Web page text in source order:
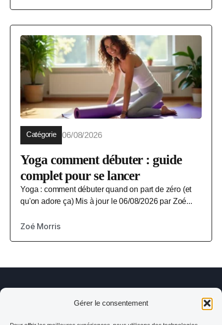
Gérer le consentement
Catégorie 06/08/2026
Yoga comment débuter : guide
complet pour se lancer
Yoga : comment débuter quand on part de zéro (et
qu'on adore ça) Mis à jour le 06/08/2026 par Zoé...
Zoé Morris
Puppynyoga